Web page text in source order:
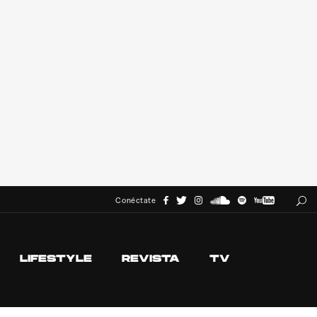
Conéctate
LIFESTYLE REVISTA TV